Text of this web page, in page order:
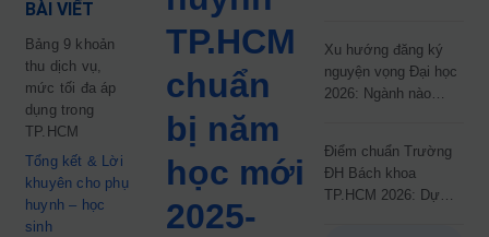
BÀI VIẾT
Bảng 9 khoản
thu dịch vụ,
mức tối đa áp
dụng trong
TP.HCM
Tổng kết & Lời
khuyên cho phụ
huynh – học
sinh
TP.HCM
chuẩn
bị năm
học mới
2025-
Xu hướng đăng ký
nguyện vọng Đại học
2026: Ngành nào
Điểm chuẩn Trường
ĐH Bách khoa
TP.HCM 2026: Dự